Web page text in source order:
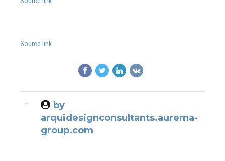
Source link
by
arquidesignconsultants.aurema-
group.com